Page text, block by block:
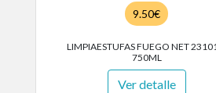
9.50€
LIMPIAESTUFAS FUEGO NET
750ML
Ver detalle